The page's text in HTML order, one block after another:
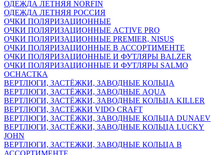
ОДЕЖДА ЛЕТНЯЯ NORFIN
ОДЕЖДА ЛЕТНЯЯ РОССИЯ
ОЧКИ ПОЛЯРИЗАЦИОННЫЕ
ОЧКИ ПОЛЯРИЗАЦИОННЫЕ ACTIVE PRO
ОЧКИ ПОЛЯРИЗАЦИОННЫЕ PREMIER, NISUS
ОЧКИ ПОЛЯРИЗАЦИОННЫЕ В АССОРТИМЕНТЕ
ОЧКИ ПОЛЯРИЗАЦИОННЫЕ И ФУТЛЯРЫ BALZER
ОЧКИ ПОЛЯРИЗАЦИОННЫЕ И ФУТЛЯРЫ SALMO
ОСНАСТКА
ВЕРТЛЮГИ, ЗАСТЁЖКИ, ЗАВОДНЫЕ КОЛЬЦА
ВЕРТЛЮГИ, ЗАСТЁЖКИ, ЗАВОДНЫЕ AQUA
ВЕРТЛЮГИ, ЗАСТЁЖКИ, ЗАВОДНЫЕ КОЛЬЦА KILLER
ВЕРТЛЮГИ, ЗАСТЁЖКИ VIDO CRAFT
ВЕРТЛЮГИ, ЗАСТЁЖКИ, ЗАВОДНЫЕ КОЛЬЦА DUNAEV
ВЕРТЛЮГИ, ЗАСТЁЖКИ, ЗАВОДНЫЕ КОЛЬЦА LUCKY
JOHN
ВЕРТЛЮГИ, ЗАСТЕЖКИ, ЗАВОДНЫЕ КОЛЬЦА В
АССОРТИМЕНТЕ